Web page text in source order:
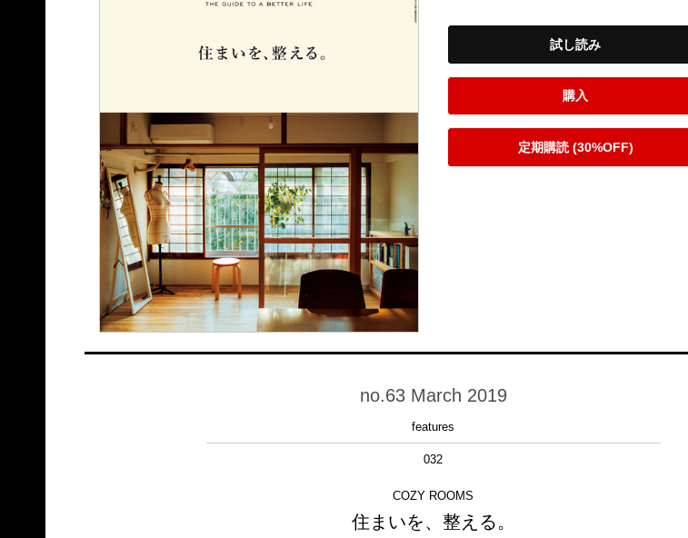
試し読み
購入
定期購読 (30%OFF)
no.63 March 2019
features
032
COZY ROOMS
住まいを、整える。